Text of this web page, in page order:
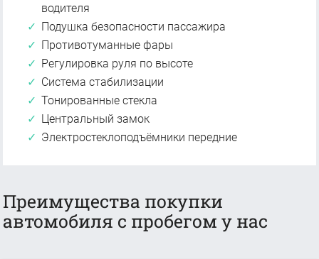
водителя
Подушка безопасности пассажира
Противотуманные фары
Регулировка руля по высоте
Система стабилизации
Тонированные стекла
Центральный замок
Электростеклоподъёмники передние
Преимущества покупки
автомобиля с пробегом у нас